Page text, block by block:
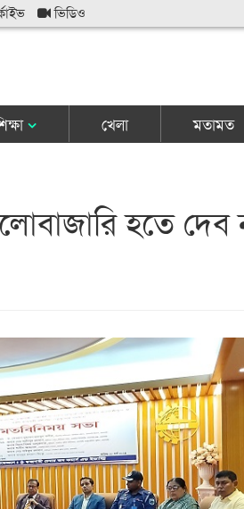
ভিডিও
খেলা মতামত
হতে দেব